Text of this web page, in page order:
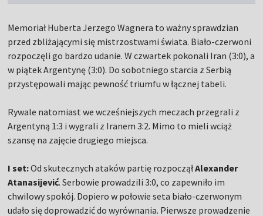
Memoriał Huberta Jerzego Wagnera to ważny sprawdzian
przed zbliżającymi się mistrzostwami świata. Biało-czerwoni
rozpoczęli go bardzo udanie. W czwartek pokonali Iran (3:0), a
w piątek Argentynę (3:0). Do sobotniego starcia z Serbią
przystępowali mając pewność triumfu w łącznej tabeli.
Rywale natomiast we wcześniejszych meczach przegrali z
Argentyną 1:3 i wygrali z Iranem 3:2. Mimo to mieli wciąż
szansę na zajęcie drugiego miejsca.
I set:Od skutecznych ataków partię rozpocząłAlexander
Atanasijević. Serbowie prowadzili 3:0, co zapewniło im
chwilowy spokój. Dopiero w połowie seta biało-czerwonym
udało się doprowadzić do wyrównania. Pierwsze prowadzenie